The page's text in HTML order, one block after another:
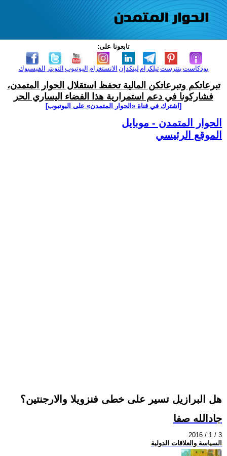
تابعونا على:
الفيسبوك التويتر اليوتيوب الانستغرام لينكدإن تيلكرامبنترست بودكاست
تبرعاتكم وتبرعاتكن المالية تحفظ استقلال الحوار المتمدن،
فشاركونا في دعم استمرارية هذا الفضاء اليساري الحر
[اشترك في قناة ‫«الحوار المتمدن» على اليوتيوب]
الحوار المتمدن - موبايل
الموقع الرئيسي
هل البرازيل تسير على خطى فنزويلا والارجنتين؟
جادالله صفا
2016 / 1 / 3
السياسة والعلاقات الدولية